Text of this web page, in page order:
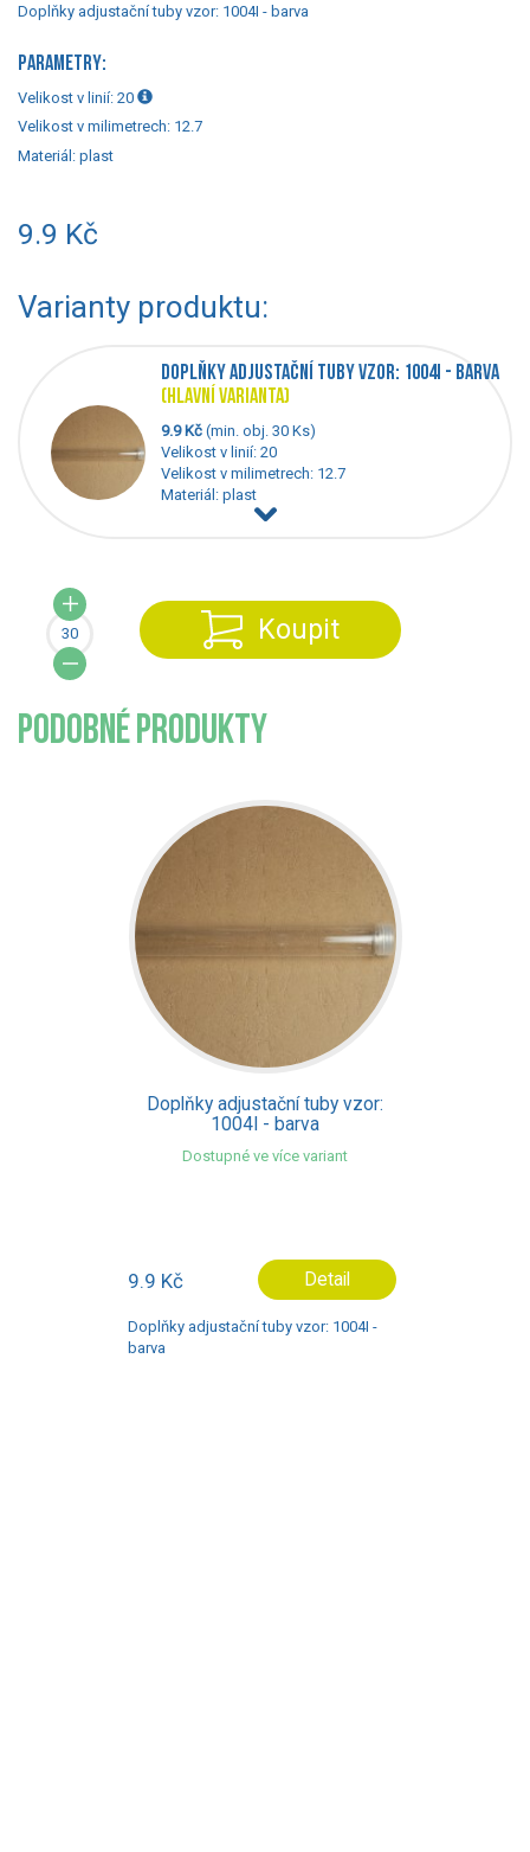
Doplňky adjustační tuby vzor: 1004I - barva
PARAMETRY:
Velikost v linií: 20
Velikost v milimetrech: 12.7
Materiál: plast
9.9 Kč
Varianty produktu:
DOPLŇKY ADJUSTAČNÍ TUBY VZOR: 1004I - BARVA
(HLAVNÍ VARIANTA)
9.9 Kč (min. obj. 30 Ks)
Velikost v linií: 20
Velikost v milimetrech: 12.7
Materiál: plast
Koupit
PODOBNÉ PRODUKTY
Doplňky adjustační tuby vzor:
1004I - barva
Dostupné ve více variant
9.9 Kč Detail
Doplňky adjustační tuby vzor: 1004I -
barva